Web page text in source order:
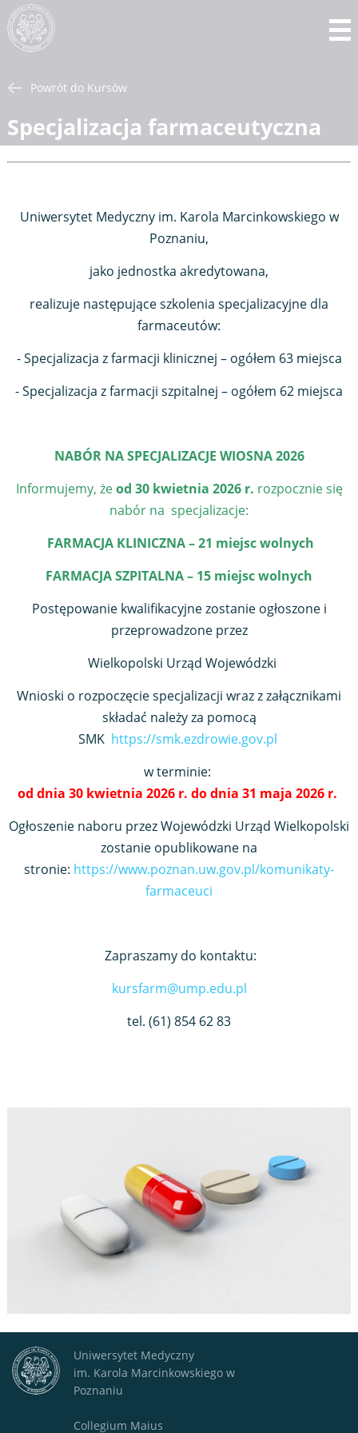
Powrót do Kursów
Specjalizacja farmaceutyczna
Uniwersytet Medyczny im. Karola Marcinkowskiego w
Poznaniu,
jako jednostka akredytowana,
realizuje następujące szkolenia specjalizacyjne dla
farmaceutów:
- Specjalizacja z farmacji klinicznej – ogółem 63 miejsca
- Specjalizacja z farmacji szpitalnej – ogółem 62 miejsca
NABÓR NA SPECJALIZACJE WIOSNA 2026
Informujemy, żeod 30 kwietnia 2026 r. rozpocznie się
nabór na specjalizacje:
FARMACJA KLINICZNA – 21 miejsc wolnych
FARMACJA SZPITALNA – 15 miejsc wolnych
Postępowanie kwalifikacyjne zostanie ogłoszone i
przeprowadzone przez
Wielkopolski Urząd Wojewódzki
Wnioski o rozpoczęcie specjalizacji wraz z załącznikami
składać należy za pomocą
SMK https://smk.ezdrowie.gov.pl
w terminie:
od dnia 30 kwietnia 2026 r. do dnia 31 maja 2026 r.
Ogłoszenie naboru przez Wojewódzki Urząd Wielkopolski
zostanie opublikowane na
stronie: https://www.poznan.uw.gov.pl/komunikaty-
farmaceuci
Zapraszamy do kontaktu:
kursfarm@ump.edu.pl
tel. (61) 854 62 83
Uniwersytet Medyczny
im. Karola Marcinkowskiego w
Poznaniu
Collegium Maius